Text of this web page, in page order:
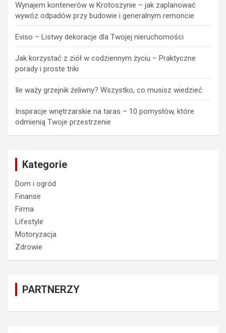
Wynajem kontenerów w Krotoszynie – jak zaplanować
wywóz odpadów przy budowie i generalnym remoncie
Eviso – Listwy dekoracje dla Twojej nieruchomości
Jak korzystać z ziół w codziennym życiu – Praktyczne
porady i proste triki
Ile waży grzejnik żeliwny? Wszystko, co musisz wiedzieć
Inspiracje wnętrzarskie na taras – 10 pomysłów, które
odmienią Twoje przestrzenie
Kategorie
Dom i ogród
Finanse
Firma
Lifestyle
Motoryzacja
Zdrowie
PARTNERZY